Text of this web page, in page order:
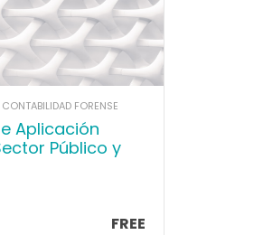
FORENSE
Público y
FREE